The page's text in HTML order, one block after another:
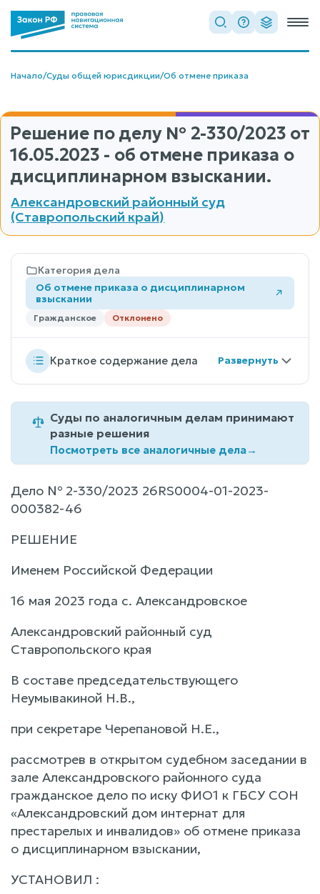
Начало/Суды общей юрисдикции/Об отмене приказа
Решение по делу № 2-330/2023 от
16.05.2023 - об отмене приказа о
дисциплинарном взыскании.
Александровский районный суд
(Ставропольский край)
Категория дела
Об отмене приказа о дисциплинарном
взыскании
Гражданское Отклонено
Краткое содержание дела
Суды по аналогичным делам принимают
разные решения
Посмотреть все аналогичные дела→
Дело № 2-330/2023 26RS0004-01-2023-
000382-46
РЕШЕНИЕ
Именем Российской Федерации
16 мая 2023 года с. Александровское
Александровский районный суд
Ставропольского края
В составе председательствующего
Неумывакиной Н.В.,
при секретаре Черепановой Н.Е.,
рассмотрев в открытом судебном заседании в
зале Александровского районного суда
гражданское дело по иску ФИО1 к ГБСУ СОН
«Александровский дом интернат для
престарелых и инвалидов» об отмене приказа
о дисциплинарном взыскании,
УСТАНОВИЛ :